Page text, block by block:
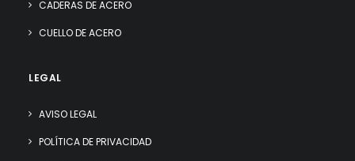
CADERAS DE ACERO
CUELLO DE ACERO
LEGAL
AVISO LEGAL
POLÍTICA DE PRIVACIDAD